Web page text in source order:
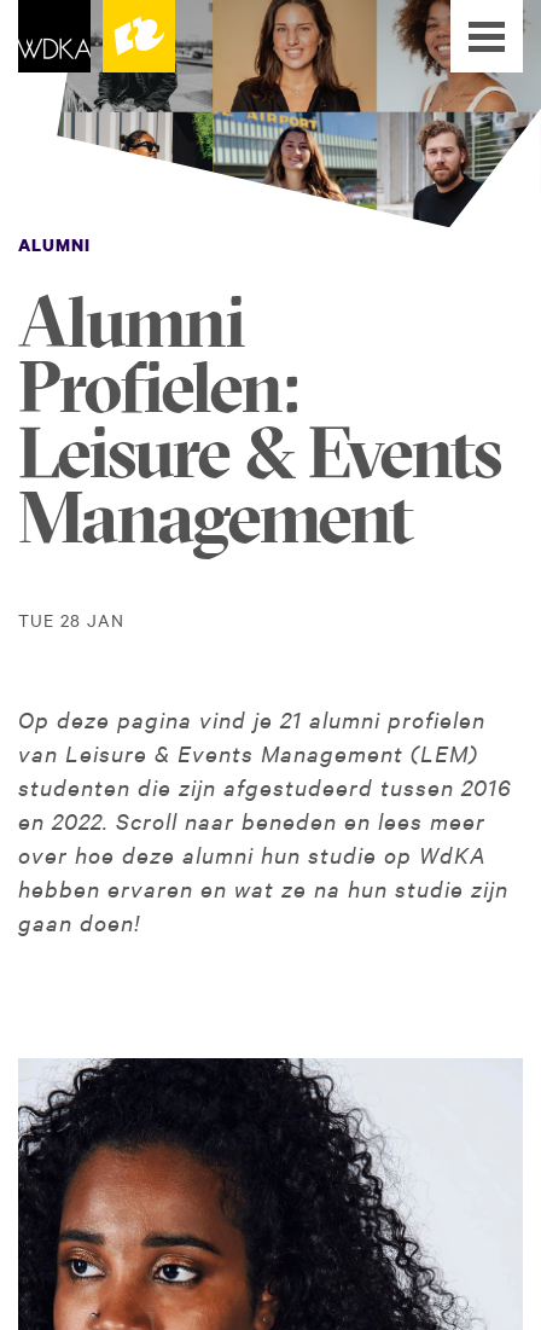
ALUMNI
Alumni
Profielen:
Leisure & Events
Management
TUE 28 JAN
Op deze pagina vind je 21 alumni profielen
van Leisure & Events Management (LEM)
studenten die zijn afgestudeerd tussen 2016
en 2022. Scroll naar beneden en lees meer
over hoe deze alumni hun studie op WdKA
hebben ervaren en wat ze na hun studie zijn
gaan doen!